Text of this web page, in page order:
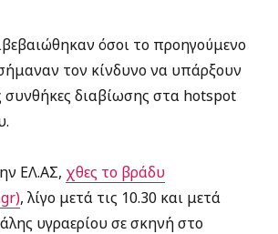
όσοι το προηγούμενο
τον κίνδυνο να υπάρξουν
συνθήκες διαβίωσης στα hotspot
ΕΛ.ΑΣ, χθες το βράδυ
, λίγο μετά τις 10.30 και μετά
υγραερίου σε σκηνή στο